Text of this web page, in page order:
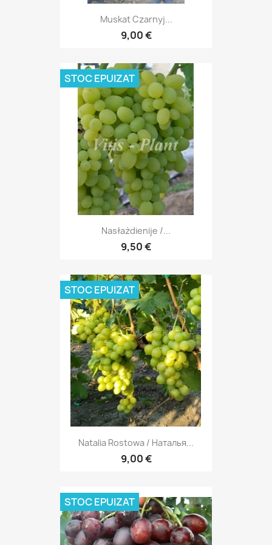
Muskat Czarnyj...
9,00 €
Nasłażdienije /...
9,50 €
STOC EPUIZAT
Natalia Rostowa / Наталья...
9,00 €
STOC EPUIZAT
STOC EPUIZAT